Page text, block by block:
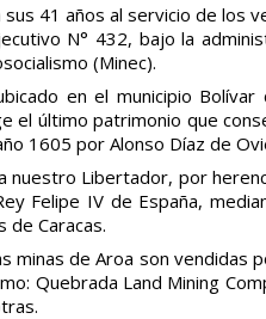
41 años al servicio de los
N° 432, bajo la
(Minec).
en el municipio
el último patrimonio que
1605 por Alonso Díaz de
nuestro Libertador, por
Felipe IV de España,
de Caracas.
minas de Aroa son vendidas
Quebrada Land Mining